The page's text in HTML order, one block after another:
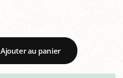
Ajouter au panier